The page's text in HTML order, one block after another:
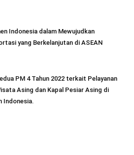
Indonesia dalam Mewujudkan
yang Berkelanjutan di ASEAN
PM 4 Tahun 2022 terkait Pelayanan
Asing dan Kapal Pesiar Asing di
Indonesia.